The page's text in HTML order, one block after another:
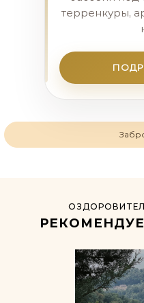
терренкуры,